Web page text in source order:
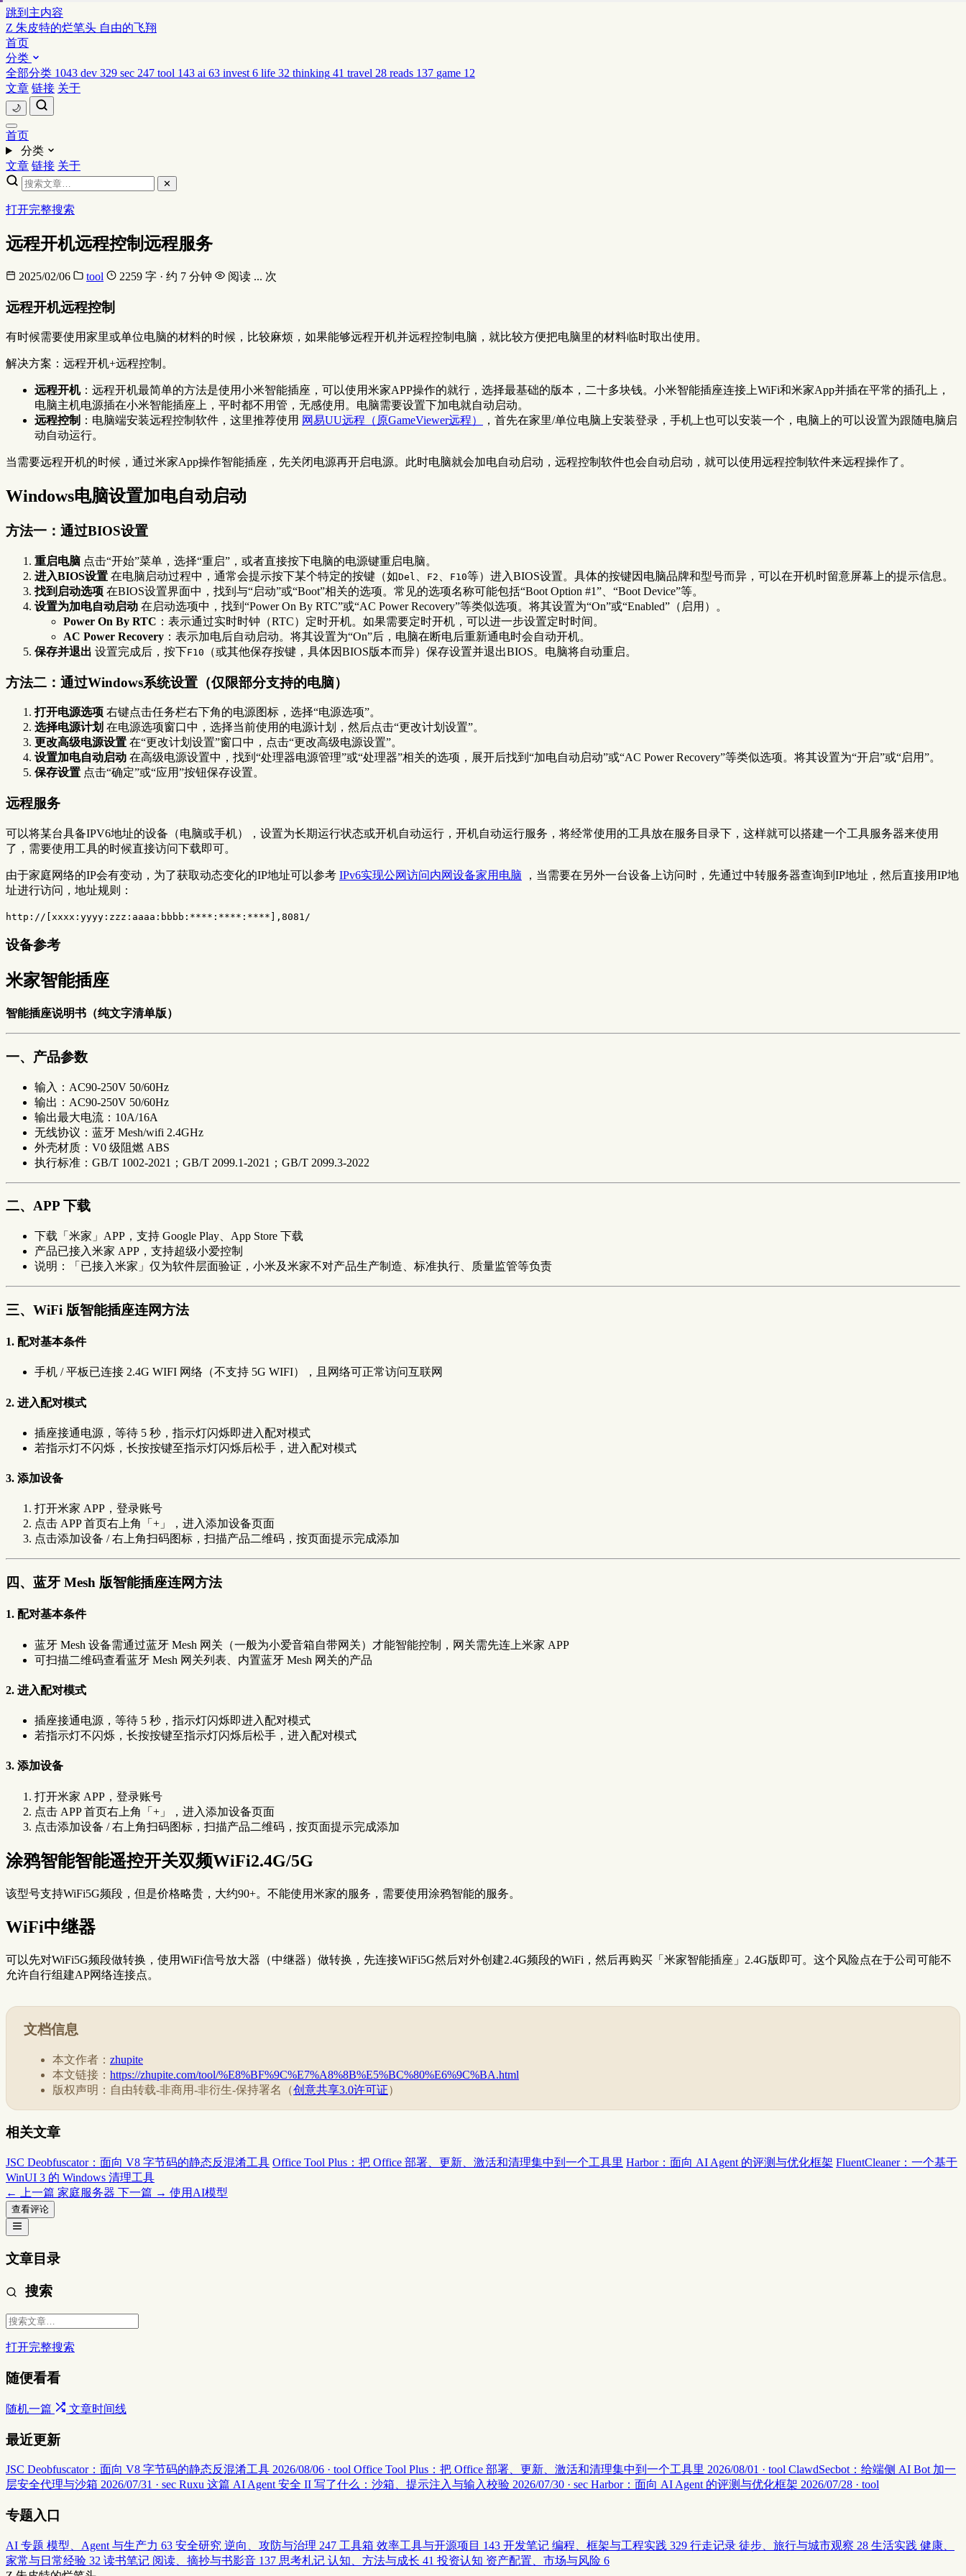
跳到主内容
Z 朱皮特的烂笔头 自由的飞翔
首页
分类
全部分类 1043 dev 329 sec 247 tool 143 ai 63 invest 6 life 32 thinking 41 travel 28 reads 137 game 12
文章 链接 关于
🌙
首页
分类
文章 链接 关于
✕
打开完整搜索
远程开机远程控制远程服务
2025/02/06 tool 2259 字 · 约 7 分钟 阅读 ... 次
远程开机远程控制
有时候需要使用家里或单位电脑的材料的时候，比较麻烦，如果能够远程开机并远程控制电脑，就比较方便把电脑里的材料临时取出使用。
解决方案：远程开机+远程控制。
远程开机：远程开机最简单的方法是使用小米智能插座，可以使用米家APP操作的就行，选择最基础的版本，二十多块钱。小米智能插座连接上WiFi和米家App并插在平常的插孔上，
电脑主机电源插在小米智能插座上，平时都不用管，无感使用。电脑需要设置下加电就自动启动。
远程控制 ：电脑端安装远程控制软件，这里推荐使用 网易UU远程（原GameViewer远程）
，首先在家里/单位电脑上安装登录，手机上也可以安装一个，电脑上的可以设置为跟随电脑启
动自动运行。
当需要远程开机的时候，通过米家App操作智能插座，先关闭电源再开启电源。此时电脑就会加电自动启动，远程控制软件也会自动启动，就可以使用远程控制软件来远程操作了。
Windows电脑设置加电自动启动
方法一：通过BIOS设置
重启电脑 点击“开始”菜单，选择“重启”，或者直接按下电脑的电源键重启电脑。
进入BIOS设置 在电脑启动过程中，通常会提示按下某个特定的按键（如Del F2 F10等）进入BIOS设置。具体的按键因电脑品牌和型号而异，可以在开机时留意屏幕上的提示信息。
找到启动选项 在BIOS设置界面中，找到与“启动”或“Boot”相关的选项。常见的选项名称可能包括“Boot Option #1”、“Boot Device”等。
设置为加电自动启动 在启动选项中，找到“Power On By RTC”或“AC Power Recovery”等类似选项。将其设置为“On”或“Enabled”（启用）。
Power On By RTC ：表示通过实时时钟（RTC）定时开机。如果需要定时开机，可以进一步设置定时时间。
AC Power Recovery ：表示加电后自动启动。将其设置为“On”后，电脑在断电后重新通电时会自动开机。
保存并退出 设置完成后，按下F10 （或其他保存按键，具体因BIOS版本而异）保存设置并退出BIOS。电脑将自动重启。
方法二：通过Windows系统设置（仅限部分支持的电脑）
打开电源选项 右键点击任务栏右下角的电源图标，选择“电源选项”。
选择电源计划 在电源选项窗口中，选择当前使用的电源计划，然后点击“更改计划设置”。
更改高级电源设置 在“更改计划设置”窗口中，点击“更改高级电源设置”。
设置加电自动启动 在高级电源设置中，找到“处理器电源管理”或“处理器”相关的选项，展开后找到“加电自动启动”或“AC Power Recovery”等类似选项。将其设置为“开启”或“启用”。
保存设置 点击“确定”或“应用”按钮保存设置。
远程服务
可以将某台具备IPV6地址的设备（电脑或手机），设置为长期运行状态或开机自动运行，开机自动运行服务，将经常使用的工具放在服务目录下，这样就可以搭建一个工具服务器来使用
了，需要使用工具的时候直接访问下载即可。
由于家庭网络的IP会有变动，为了获取动态变化的IP地址可以参考 IPv6实现公网访问内网设备家用电脑 ，当需要在另外一台设备上访问时，先通过中转服务器查询到IP地址，然后直接用IP地
址进行访问，地址规则：
http://[xxxx:yyyy:zzz:aaaa:bbbb:****:****:****],8081/
设备参考
米家智能插座
智能插座说明书（纯文字清单版）
一、产品参数
输入：AC90-250V 50/60Hz
输出：AC90-250V 50/60Hz
输出最大电流：10A/16A
无线协议：蓝牙 Mesh/wifi 2.4GHz
外壳材质：V0 级阻燃 ABS
执行标准：GB/T 1002-2021；GB/T 2099.1-2021；GB/T 2099.3-2022
二、APP 下载
下载「米家」APP，支持 Google Play、App Store 下载
产品已接入米家 APP，支持超级小爱控制
说明：「已接入米家」仅为软件层面验证，小米及米家不对产品生产制造、标准执行、质量监管等负责
三、WiFi 版智能插座连网方法
1. 配对基本条件
手机 / 平板已连接 2.4G WIFI 网络（不支持 5G WIFI），且网络可正常访问互联网
2. 进入配对模式
插座接通电源，等待 5 秒，指示灯闪烁即进入配对模式
若指示灯不闪烁，长按按键至指示灯闪烁后松手，进入配对模式
3. 添加设备
打开米家 APP，登录账号
点击 APP 首页右上角「+」，进入添加设备页面
点击添加设备 / 右上角扫码图标，扫描产品二维码，按页面提示完成添加
四、蓝牙 Mesh 版智能插座连网方法
1. 配对基本条件
蓝牙 Mesh 设备需通过蓝牙 Mesh 网关（一般为小爱音箱自带网关）才能智能控制，网关需先连上米家 APP
可扫描二维码查看蓝牙 Mesh 网关列表、内置蓝牙 Mesh 网关的产品
2. 进入配对模式
插座接通电源，等待 5 秒，指示灯闪烁即进入配对模式
若指示灯不闪烁，长按按键至指示灯闪烁后松手，进入配对模式
3. 添加设备
打开米家 APP，登录账号
点击 APP 首页右上角「+」，进入添加设备页面
点击添加设备 / 右上角扫码图标，扫描产品二维码，按页面提示完成添加
涂鸦智能智能遥控开关双频WiFi2.4G/5G
该型号支持WiFi5G频段，但是价格略贵，大约90+。不能使用米家的服务，需要使用涂鸦智能的服务。
WiFi中继器
可以先对WiFi5G频段做转换，使用WiFi信号放大器（中继器）做转换，先连接WiFi5G然后对外创建2.4G频段的WiFi，然后再购买「米家智能插座」2.4G版即可。这个风险点在于公司可能不
允许自行组建AP网络连接点。
文档信息
本文作者： zhupite
本文链接： https://zhupite.com/tool/%E8%BF%9C%E7%A8%8B%E5%BC%80%E6%9C%BA.html
版权声明：自由转载-非商用-非衍生-保持署名（创意共享3.0许可证）
相关文章
JSC Deobfuscator：面向 V8 字节码的静态反混淆工具 Office Tool Plus：把 Office 部署、更新、激活和清理集中到一个工具里 Harbor：面向 AI Agent 的评测与优化框架 FluentCleaner：一个基于
WinUI 3 的 Windows 清理工具
← 上一篇 家庭服务器 下一篇 → 使用AI模型
查看评论
文章目录
搜索
打开完整搜索
随便看看
随机一篇 文章时间线
最近更新
JSC Deobfuscator：面向 V8 字节码的静态反混淆工具 2026/08/06 · tool Office Tool Plus：把 Office 部署、更新、激活和清理集中到一个工具里 2026/08/01 · tool ClawdSecbot：给端侧 AI Bot 加一
层安全代理与沙箱 2026/07/31 · sec Ruxu 这篇 AI Agent 安全 II 写了什么：沙箱、提示注入与输入校验 2026/07/30 · sec Harbor：面向 AI Agent 的评测与优化框架 2026/07/28 · tool
专题入口
AI 专题 模型、Agent 与生产力 63 安全研究 逆向、攻防与治理 247 工具箱 效率工具与开源项目 143 开发笔记 编程、框架与工程实践 329 行走记录 徒步、旅行与城市观察 28 生活实践 健康、
家常与日常经验 32 读书笔记 阅读、摘抄与书影音 137 思考札记 认知、方法与成长 41 投资认知 资产配置、市场与风险 6